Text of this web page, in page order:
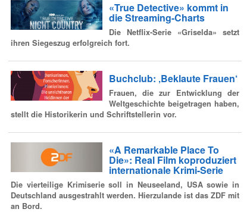
«True Detective» kommt in
die Streaming-Charts
Die Netflix-Serie «Griselda» setzt
ihren Siegeszug erfolgreich fort.
Buchclub: ‚Beklaute Frauen‘
Frauen, die zur Entwicklung der
Weltgeschichte beigetragen haben,
stellt die Historikerin und Schriftstellerin vor.
«A Remarkable Place To
Die»: Real Film koproduziert
internationale Krimi-Serie
Die vierteilige Krimiserie soll in Neuseeland, USA sowie in
Deutschland ausgestrahlt werden. Hierzulande ist das ZDF mit
an Bord.